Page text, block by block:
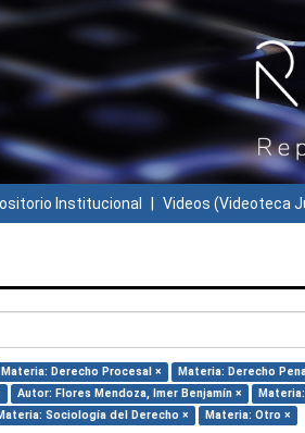
Institucional Videos (Videoteca
Materia: Derecho Procesal × Materia: Derecho
Autor: Flores Mendoza, Imer Benjamín ×
Sociología del Derecho × Materia: Otro ×